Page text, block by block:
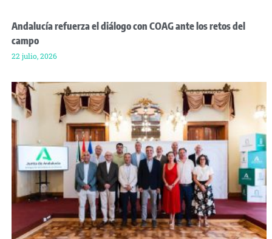
Andalucía refuerza el diálogo con COAG ante los retos del
campo
22 julio, 2026